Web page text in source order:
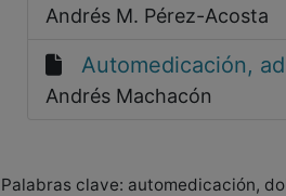
Andrés M. Pérez-Acosta
Automedicación,
Andrés Machacón
Palabras clave: automedicación,